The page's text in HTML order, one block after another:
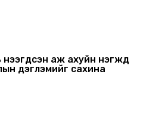
аж ахуйн нэгжүүд
дэглэмийг сахина